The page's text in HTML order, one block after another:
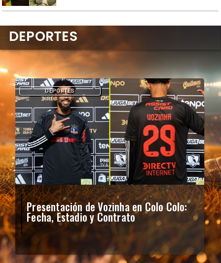
Presentación de Vozinha en Colo Colo:
Fecha, Estadio y Contrato
DEPORTES
DEPORTES